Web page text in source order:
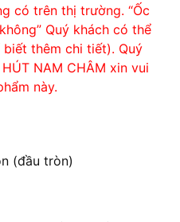
có trên thị trường. “Ốc
Quý khách có thể
thêm chi tiết). Quý
NAM CHÂM xin vui
này.
(đầu tròn)